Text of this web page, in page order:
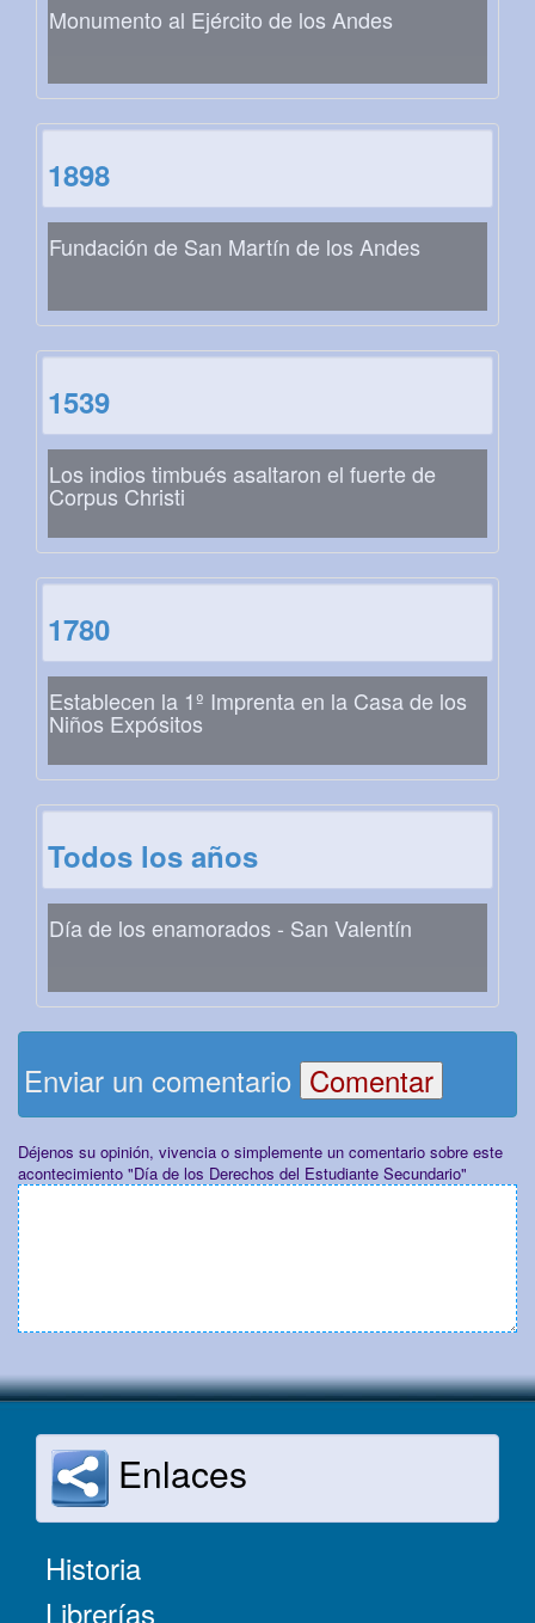
Monumento al Ejército de los Andes
1898
Fundación de San Martín de los Andes
1539
Los indios timbués asaltaron el fuerte de
Corpus Christi
1780
Establecen la 1º Imprenta en la Casa de los
Niños Expósitos
Todos los años
Día de los enamorados - San Valentín
Enviar un comentario
Déjenos su opinión, vivencia o simplemente un comentario sobre este
acontecimiento "Día de los Derechos del Estudiante Secundario"
Enlaces
Historia
Librerías